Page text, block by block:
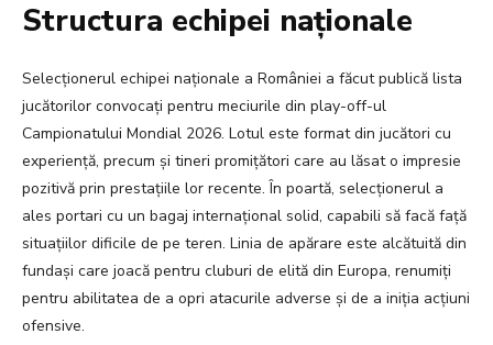
Structura echipei naționale
Selecționerul echipei naționale a României a făcut publică lista
jucătorilor convocați pentru meciurile din play-off-ul
Campionatului Mondial 2026. Lotul este format din jucători cu
experiență, precum și tineri promițători care au lăsat o impresie
pozitivă prin prestațiile lor recente. În poartă, selecționerul a
ales portari cu un bagaj internațional solid, capabili să facă față
situațiilor dificile de pe teren. Linia de apărare este alcătuită din
fundași care joacă pentru cluburi de elită din Europa, renumiți
pentru abilitatea de a opri atacurile adverse și de a iniția acțiuni
ofensive.